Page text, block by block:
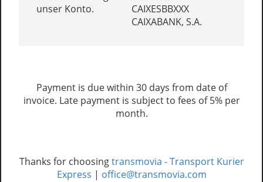
unser Konto.
CAIXESBBXXX
CAIXABANK, S.A.
Payment is due within 30 days from date of
invoice. Late payment is subject to fees of 5% per
month.
Thanks for choosingtransmovia - Transport Kurier
Express | office@transmovia.com